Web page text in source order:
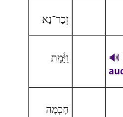
זְכָר־נָא
וַיָּ֫מָת
🔊
חָכְמָה